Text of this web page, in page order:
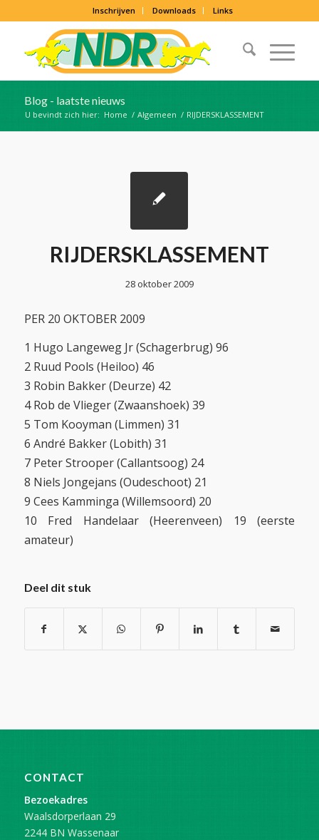
Inschrijven Downloads Links
Blog - laatste nieuws
U bevindt zich hier: Home / Algemeen / RIJDERSKLASSEMENT
RIJDERSKLASSEMENT
28 oktober 2009
PER 20 OKTOBER 2009
1 Hugo Langeweg Jr (Schagerbrug) 96
2 Ruud Pools (Heiloo) 46
3 Robin Bakker (Deurze) 42
4 Rob de Vlieger (Zwaanshoek) 39
5 Tom Kooyman (Limmen) 31
6 André Bakker (Lobith) 31
7 Peter Strooper (Callantsoog) 24
8 Niels Jongejans (Oudeschoot) 21
9 Cees Kamminga (Willemsoord) 20
10 Fred Handelaar (Heerenveen) 19 (eerste
amateur)
Deel dit stuk
CONTACT
Bezoekadres
Waalsdorperlaan 29
2244 BN Wassenaar